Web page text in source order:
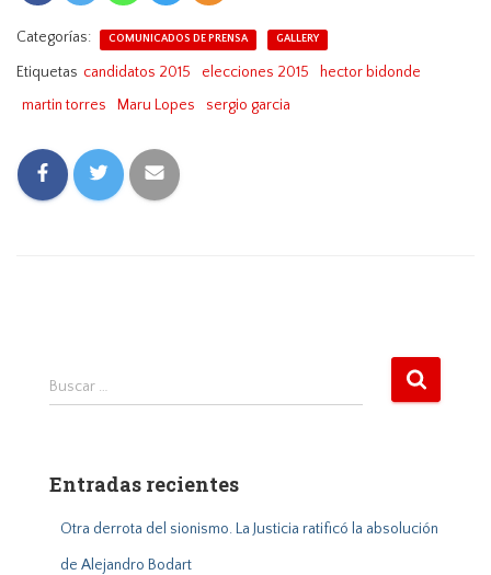
Categorías: COMUNICADOS DE PRENSA GALLERY
Etiquetas candidatos 2015 elecciones 2015
hector bidonde
martin torres
Maru Lopes sergio garcia
B
r
Buscar …
Entradas recientes
Otra derrota del sionismo. La Justicia ratificó la absolución
de Alejandro Bodart